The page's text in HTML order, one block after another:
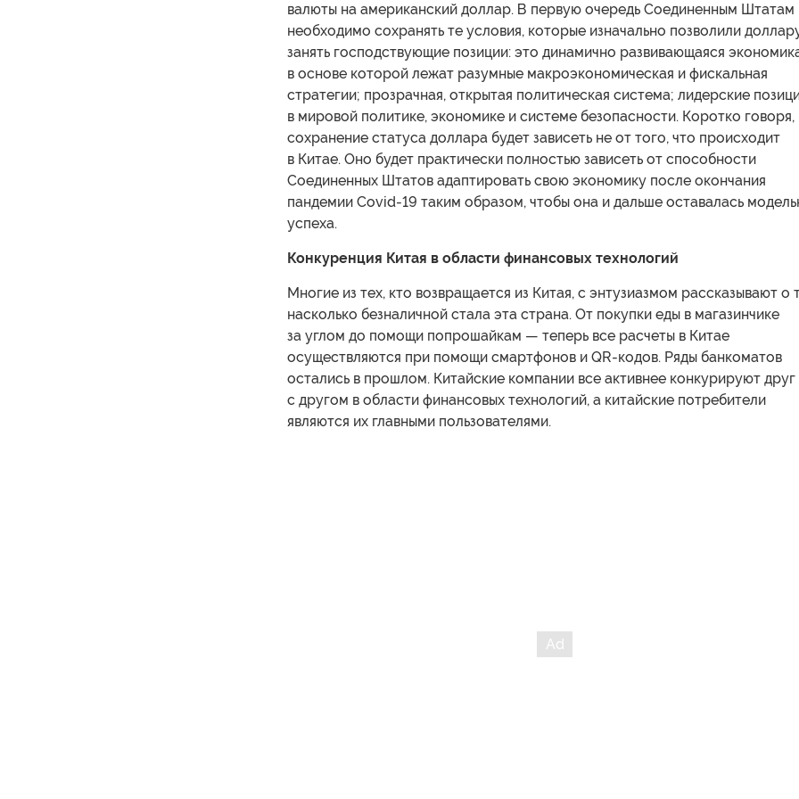
валюты на американский доллар. В первую очередь Соединенным Штатам
необходимо сохранять те условия, которые изначально позволили
занять господствующие позиции: это динамично развивающаяся
в основе которой лежат разумные макроэкономическая и фискальная
стратегии; прозрачная, открытая политическая система; лидерские
в мировой политике, экономике и системе безопасности. Коротко говоря,
сохранение статуса доллара будет зависеть не от того, что происходит
в Китае. Оно будет практически полностью зависеть от способности
Соединенных Штатов адаптировать свою экономику после окончания
пандемии Covid-19 таким образом, чтобы она и дальше оставалась
успеха.
Конкуренция Китая в области финансовых технологий
Многие из тех, кто возвращается из Китая, с энтузиазмом рассказывают о
насколько безналичной стала эта страна. От покупки еды в магазинчике
за углом до помощи попрошайкам — теперь все расчеты в Китае
осуществляются при помощи смартфонов и QR-кодов. Ряды банкоматов
остались в прошлом. Китайские компании все активнее конкурируют друг
с другом в области финансовых технологий, а китайские потребители
являются их главными пользователями.